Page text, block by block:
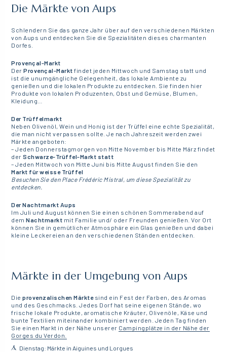
Die Märkte von Aups
Schlendern Sie das ganze Jahr über auf den verschiedenen Märkten
von Aups und entdecken Sie die Spezialitäten dieses charmanten
Dorfes.
Provençal-Markt
DerProvençal-Marktfindet jeden Mittwoch und Samstag statt und
ist die unumgängliche Gelegenheit, das lokale Ambiente zu
genießen und die lokalen Produkte zu entdecken. Sie finden hier
Produkte von lokalen Produzenten, Obst und Gemüse, Blumen,
Kleidung…
Der Trüffelmarkt
Neben Olivenöl, Wein und Honig ist der Trüffel eine echte Spezialität,
die man nicht verpassen sollte. Je nach Jahreszeit werden zwei
Märkte angeboten:
– Jeden Donnerstagmorgen von Mitte November bis Mitte März findet
derSchwarze-Trüffel-Markt statt
– Jeden Mittwoch von Mitte Juni bis Mitte August finden Sie den
Markt für weisse Trüffel
Besuchen Sie den Place Frédéric Mistral, um diese Spezialität zu
entdecken.
Der Nachtmarkt Aups
Im Juli und August können Sie einen schönen Sommerabend auf
demNachtmarkt mit Familie und/ oder Freunden genießen. Vor Ort
können Sie in gemütlicher Atmosphäre ein Glas genießen und dabei
kleine Leckereien an den verschiedenen Ständen entdecken.
Märkte in der Umgebung von Aups
Dieprovenzalischen Märktesind ein Fest der Farben, des Aromas
und des Geschmacks. Jedes Dorf hat seine eigenen Stände, wo
frische lokale Produkte, aromatische Kräuter, Olivenöle, Käse und
bunte Textilien miteinander kombiniert werden. Jeden Tag finden
Sie einen Markt in der Nähe unserer Campingplätze in der Nähe der
Gorges du Verdon.
Dienstag: Märkte in Aiguines und Lorgues